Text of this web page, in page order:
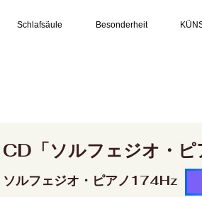
Schlafsäule Besonderheit
CD「ソルフェジオ・
ソルフェジオ・ピアノ174Hz